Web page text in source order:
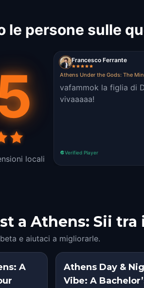
le persone sulle
locali
Francesco Ferrante
Athens Under the Gods: The
vafammok la figlia di
vivaaaaa!
Verified Player
a Athens: Sii
e aiutaci a migliorarle.
A
Athens Day &
Vibe: A